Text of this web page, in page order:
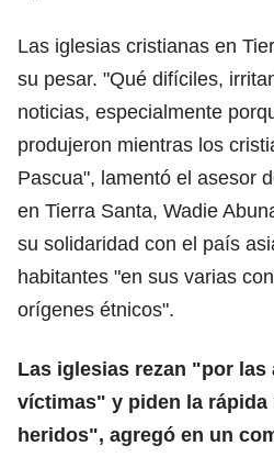
Las iglesias cristianas en
su pesar. "Qué difíciles,
noticias, especialmente
produjeron mientras los
Pascua", lamentó el asesor
en Tierra Santa, Wadie
su solidaridad con el país
habitantes "en sus varias
orígenes étnicos".
Las iglesias rezan "por las
víctimas" y piden la
heridos", agregó en un